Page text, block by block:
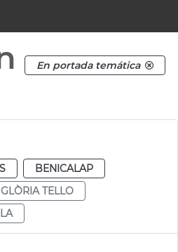
En portada temática
BENICALAP
GLÒRIA TELLO